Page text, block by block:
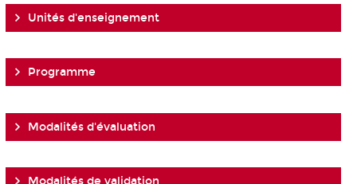
Unités d'enseignement
Programme
Modalités d'évaluation